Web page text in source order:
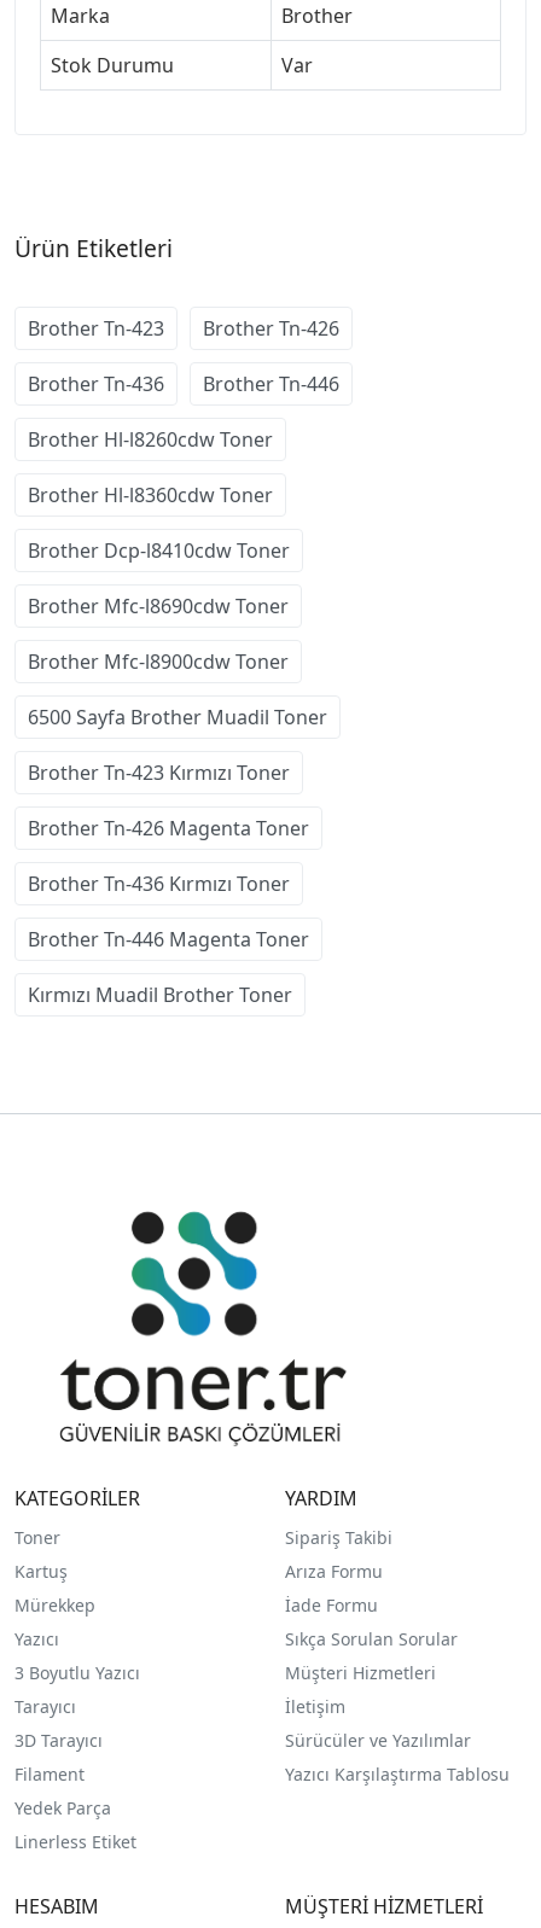
Marka
Brother
Stok Durumu
Var
Ürün Etiketleri
Brother Tn-423 Brother Tn-426
Brother Tn-436 Brother Tn-446
Brother Hl-l8260cdw Toner
Brother Hl-l8360cdw Toner
Brother Dcp-l8410cdw Toner
Brother Mfc-l8690cdw Toner
Brother Mfc-l8900cdw Toner
6500 Sayfa Brother Muadil Toner
Brother Tn-423 Kırmızı Toner
Brother Tn-426 Magenta Toner
Brother Tn-436 Kırmızı Toner
Brother Tn-446 Magenta Toner
Kırmızı Muadil Brother Toner
KATEGORİLER
Toner
Kartuş
Mürekkep
Yazıcı
3 Boyutlu Yazıcı
Tarayıcı
3D Tarayıcı
Filament
Yedek Parça
Linerless Etiket
YARDIM
Sipariş Takibi
Arıza Formu
İade Formu
Sıkça Sorulan Sorular
Müşteri Hizmetleri
İletişim
Sürücüler ve Yazılımlar
Yazıcı Karşılaştırma Tablosu
HESABIM MÜŞTERİ HİZMETLERİ